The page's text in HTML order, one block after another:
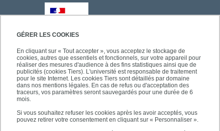
GÉRER LES COOKIES
En cliquant sur « Tout accepter », vous acceptez le stockage de
cookies, autres que essentiels et fonctionnels, sur votre appareil pour
réaliser des mesures d'audience à des fins statistiques ainsi que de
publicités (cookies Tiers). L'université est responsable de traitement
pour le site Internet. Les cookies Tiers sont détaillés par domaine
dans nos mentions légales. En cas de refus ou d'acceptation des
traceurs, vos paramètres seront sauvegardés pour une durée de 6
mois.
Si vous souhaitez refuser les cookies après les avoir acceptés, vous
pouvez retirer votre consentement en cliquant sur « Personnaliser ».